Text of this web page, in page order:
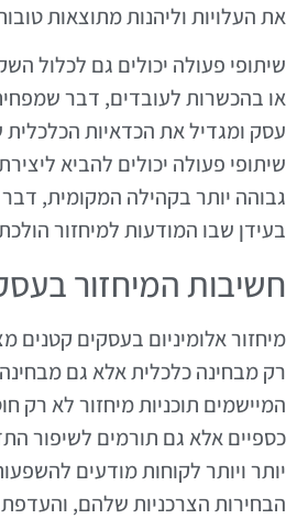
את העלויות וליהנות מתוצאות
שיתופי פעולה יכולים גם לכלול
או בהכשרות לעובדים, דבר
עסק ומגדיל את הכדאיות הכלכלית
שיתופי פעולה יכולים להביא
גבוהה יותר בקהילה המקומית, דבר
בעידן שבו המודעות למיחזור
חשיבות המיחזור
מיחזור אלומיניום בעסקים קטנים
רק מבחינה כלכלית אלא גם
המיישמים תוכניות מיחזור לא רק
כספיים אלא גם תורמים לשיפור
יותר ויותר לקוחות מודעים
הבחירות הצרכניות שלהם,